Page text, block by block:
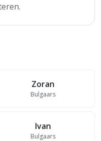
Zoran
Bulgaars
Ivan
Bulgaars